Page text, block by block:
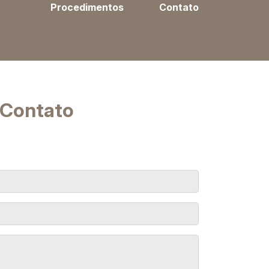
Procedimentos Contato
Contato